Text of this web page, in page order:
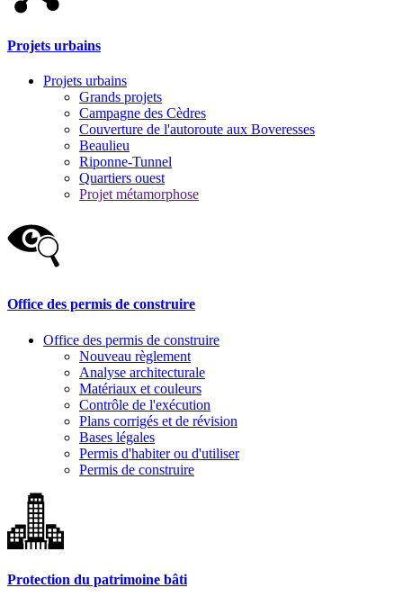
Projets urbains
Projets urbains
Grands projets
Campagne des Cèdres
Couverture de l'autoroute aux Boveresses
Beaulieu
Riponne-Tunnel
Quartiers ouest
Projet métamorphose
Office des permis de construire
Office des permis de construire
Nouveau règlement
Analyse architecturale
Matériaux et couleurs
Contrôle de l'exécution
Plans corrigés et de révision
Bases légales
Permis d'habiter ou d'utiliser
Permis de construire
Protection du patrimoine bâti